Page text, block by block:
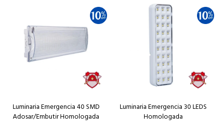
Luminaria Emergencia 40 SMD
Adosar/Embutir Homologada
Luminaria Emergencia 30 LEDS
Homologada